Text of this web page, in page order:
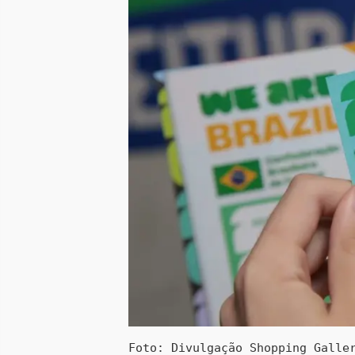
Foto: Divulgação Shopping